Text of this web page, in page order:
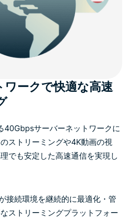
ークで快適な高速
40Gbpsサーバーネットワークに
ストリーミングや4K動画の視
でも安定した高速通信を実現し
接続環境を継続的に最適化・管
ストリーミングプラットフォー